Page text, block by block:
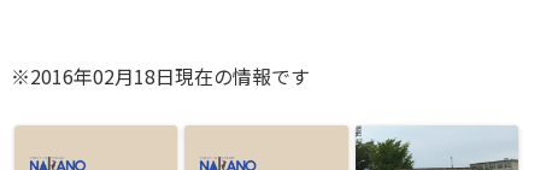
※2016年02月18日現在の情報です